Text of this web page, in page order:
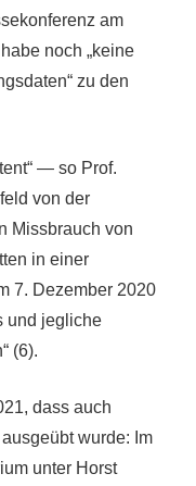
am
noch „keine
zu den
— so Prof.
von der
Missbrauch von
in einer
7. Dezember 2020
und jegliche
(6).
dass auch
wurde: Im
unter Horst